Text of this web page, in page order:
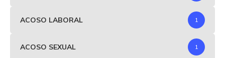
ACOSO LABORAL 1
ACOSO SEXUAL 1